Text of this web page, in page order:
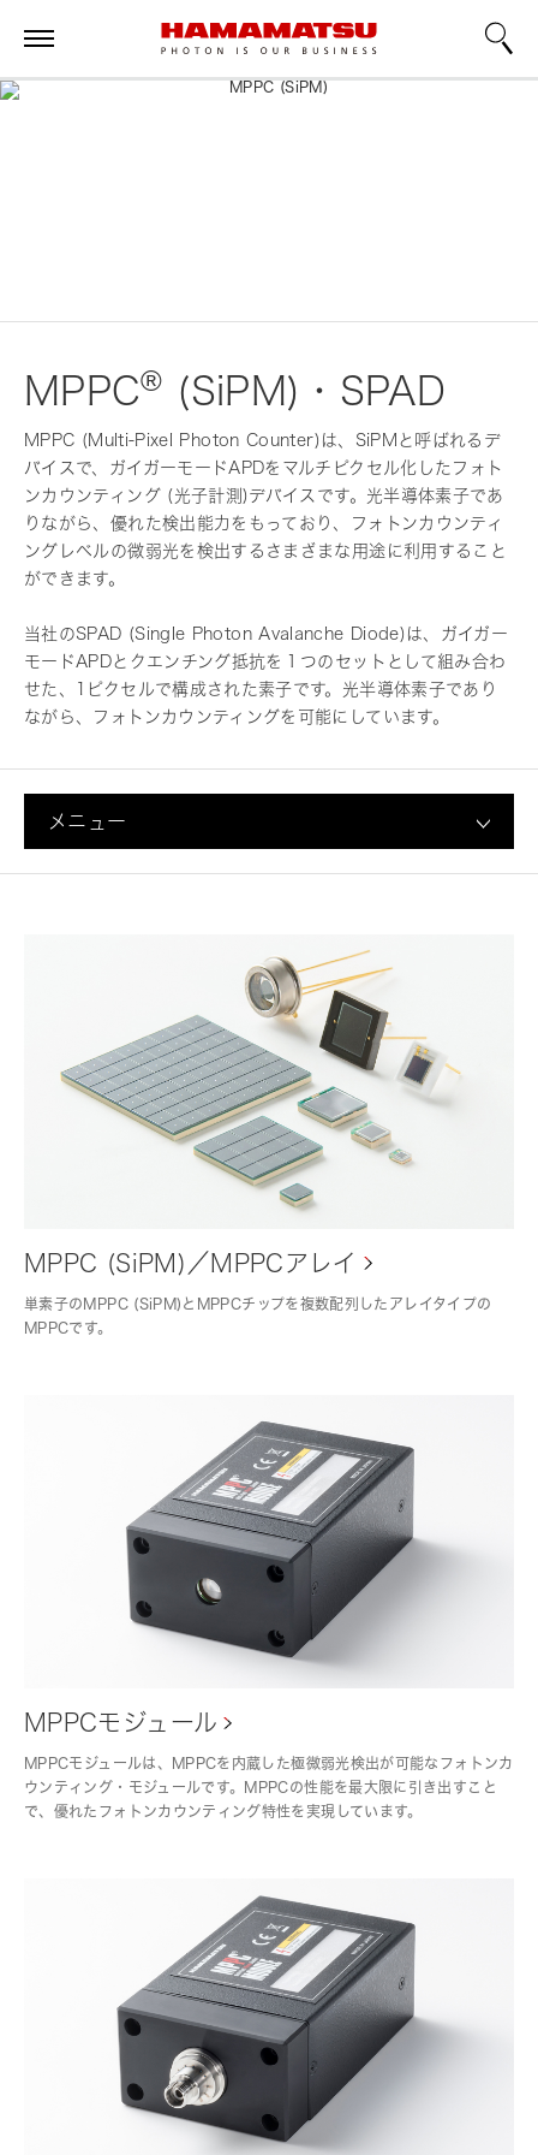
MPPC® (SiPM)・SPAD
MPPC (Multi-Pixel Photon Counter)は、SiPMと呼ばれるデ
バイスで、ガイガーモードAPDをマルチピクセル化したフォト
ンカウンティング (光子計測)デバイスです。光半導体素子であ
りながら、優れた検出能力をもっており、フォトンカウンティ
ングレベルの微弱光を検出するさまざまな用途に利用すること
ができます。
当社のSPAD (Single Photon Avalanche Diode)は、ガイガー
モードAPDとクエンチング抵抗を１つのセットとして組み合わ
せた、1ピクセルで構成された素子です。光半導体素子であり
ながら、フォトンカウンティングを可能にしています。
メニュー
MPPC (SiPM)／MPPCアレイ
単素子のMPPC (SiPM)とMPPCチップを複数配列したアレイタイプの
MPPCです。
MPPCモジュール
MPPCモジュールは、MPPCを内蔵した極微弱光検出が可能なフォトンカ
ウンティング・モジュールです。MPPCの性能を最大限に引き出すこと
で、優れたフォトンカウンティング特性を実現しています。